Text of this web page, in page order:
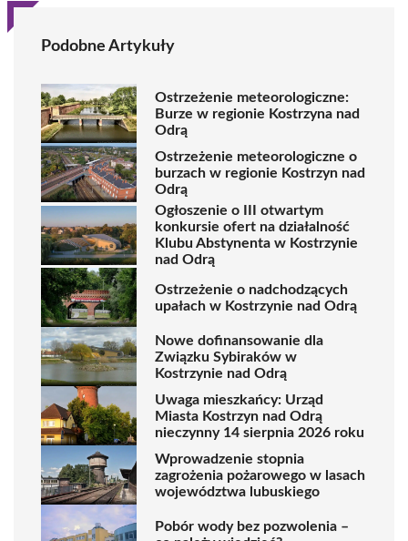
Podobne Artykuły
Ostrzeżenie meteorologiczne:
Burze w regionie Kostrzyna nad
Odrą
Ostrzeżenie meteorologiczne o
burzach w regionie Kostrzyn nad
Odrą
Ogłoszenie o III otwartym
konkursie ofert na działalność
Klubu Abstynenta w Kostrzynie
nad Odrą
Ostrzeżenie o nadchodzących
upałach w Kostrzynie nad Odrą
Nowe dofinansowanie dla
Związku Sybiraków w
Kostrzynie nad Odrą
Uwaga mieszkańcy: Urząd
Miasta Kostrzyn nad Odrą
nieczynny 14 sierpnia 2026 roku
Wprowadzenie stopnia
zagrożenia pożarowego w lasach
województwa lubuskiego
Pobór wody bez pozwolenia –